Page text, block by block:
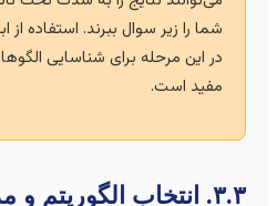
شما را زیر سوال ببرند. استفاده از
در این مرحله برای شناسایی الگوهای
مفید است.